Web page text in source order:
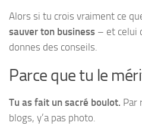
Alors si tu crois vraiment ce
sauver ton business – et celui
donnes des conseils.
Parce que tu le
Tu as fait un sacré boulot. Par
blogs, y’a pas photo.